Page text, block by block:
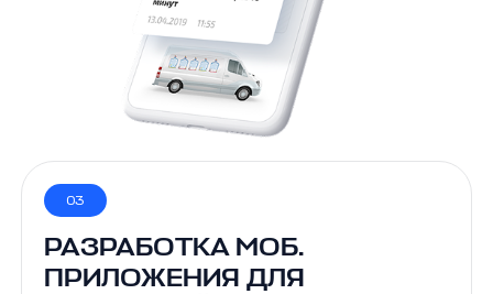
03
РАЗРАБОТКА МОБ.
ПРИЛОЖЕНИЯ ДЛЯ